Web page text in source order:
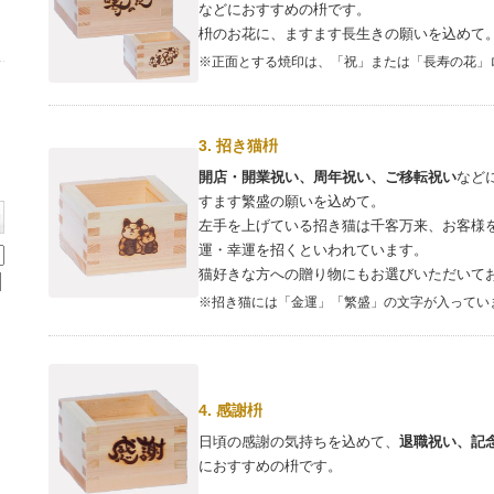
などにおすすめの枡です。
枡のお花に、ますます長生きの願いを込めて
※正面とする焼印は、「祝」または「長寿の花
3. 招き猫枡
開店・開業祝い、周年祝い、ご移転祝いなど
すます繁盛の願いを込めて。
左手を上げている招き猫は千客万来、お客
運・幸運を招くといわれています。
猫好きな方への贈り物にもお選びいただいて
※招き猫には「金運」「繁盛」の文字が入ってい
4. 感謝枡
日頃の感謝の気持ちを込めて、退職祝い、記
におすすめの枡です。